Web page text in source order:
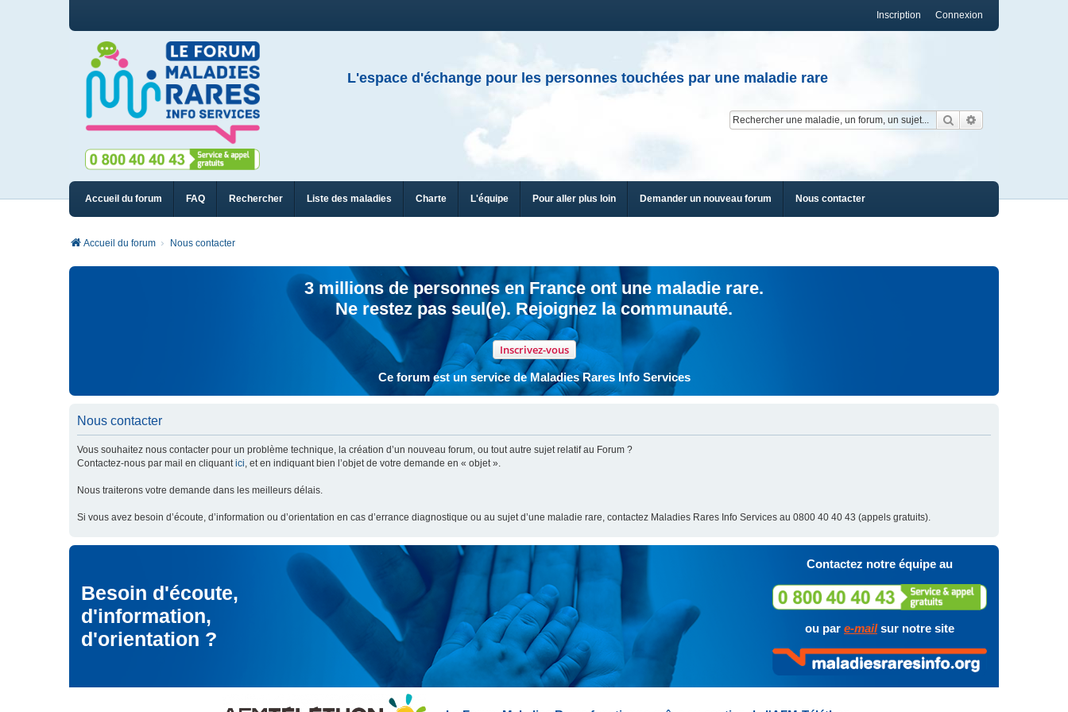
Connexion
Inscription
L'espace d'échange pour les personnes touchées par une maladie rare
Rechercher
Accueil du forum FAQ Rechercher Liste des maladies Charte L'équipe Pour aller plus loin Demander un nouveau forum Nous contacter
Accueil du forum Nous contacter
3 millions de personnes en France ont une maladie rare.
Ne restez pas seul(e). Rejoignez la communauté.
Inscrivez-vous
Ce forum est un service de Maladies Rares Info Services
Nous contacter
Vous souhaitez nous contacter pour un problème technique, la création d’un nouveau forum, ou tout autre sujet relatif au Forum ?
Contactez-nous par mail en cliquantici, et en indiquant bien l’objet de votre demande en « objet ».
Nous traiterons votre demande dans les meilleurs délais.
Si vous avez besoin d’écoute, d’information ou d’orientation en cas d’errance diagnostique ou au sujet d’une maladie rare, contactez Maladies Rares Info Services au 0800 40 40 43 (appels gratuits).
Besoin d'écoute,
d'information,
d'orientation ?
Contactez notre équipe au
ou par e-mailsur notre site